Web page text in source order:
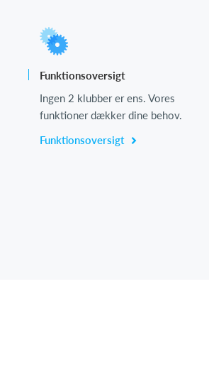
Funktionsoversigt
Ingen 2 klubber er ens. Vores
funktioner dækker dine behov.
Funktionsoversigt